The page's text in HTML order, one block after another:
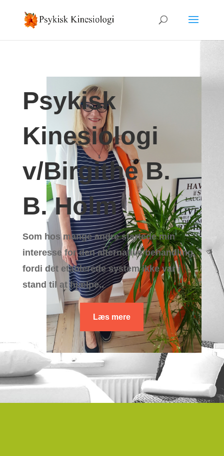
Psykisk
Kinesiologi
v/Birgithe B.
B. Holm
Som hos mange andre startede min
interesse for den alternative behandling,
fordi det etablerede system ikke var i
stand til at hjælpe..
Læs mere